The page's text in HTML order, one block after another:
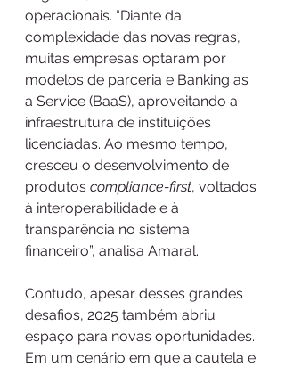
operacionais. “Diante da
complexidade das novas regras,
muitas empresas optaram por
modelos de parceria e Banking as
a Service (BaaS), aproveitando a
infraestrutura de instituições
licenciadas. Ao mesmo tempo,
cresceu o desenvolvimento de
produtos compliance-first, voltados
à interoperabilidade e à
transparência no sistema
financeiro”, analisa Amaral.
Contudo, apesar desses grandes
desafios, 2025 também abriu
espaço para novas oportunidades.
Em um cenário em que a cautela e